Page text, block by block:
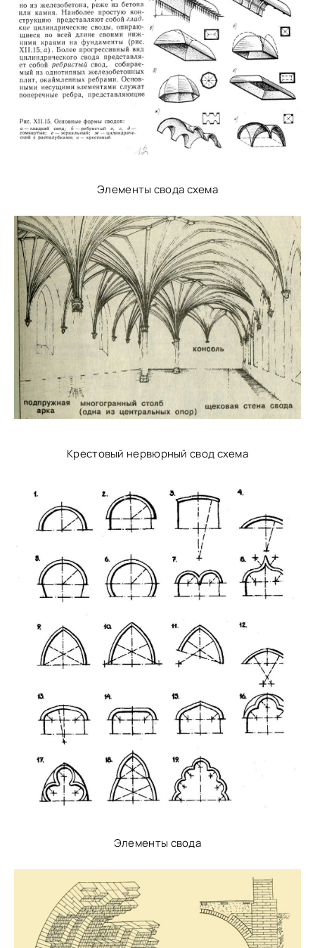
Элементы свода схема
Крестовый нервюрный свод схема
Элементы свода